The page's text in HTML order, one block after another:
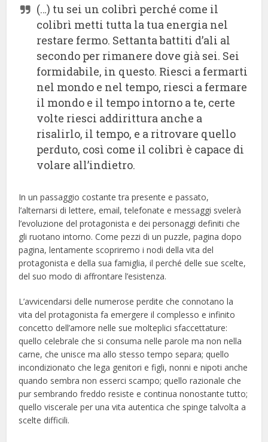
(…) tu sei un colibrì perché come il
colibrì metti tutta la tua energia nel
restare fermo. Settanta battiti d’ali al
secondo per rimanere dove già sei. Sei
formidabile, in questo. Riesci a fermarti
nel mondo e nel tempo, riesci a fermare
il mondo e il tempo intorno a te, certe
volte riesci addirittura anche a
risalirlo, il tempo, e a ritrovare quello
perduto, così come il colibrì è capace di
volare all’indietro.
In un passaggio costante tra presente e passato,
l’alternarsi di lettere, email, telefonate e messaggi svelerà
l’evoluzione del protagonista e dei personaggi definiti che
gli ruotano intorno. Come pezzi di un puzzle, pagina dopo
pagina, lentamente scopriremo i nodi della vita del
protagonista e della sua famiglia, il perché delle sue scelte,
del suo modo di affrontare l’esistenza.
L’avvicendarsi delle numerose perdite che connotano la
vita del protagonista fa emergere il complesso e infinito
concetto dell’amore nelle sue molteplici sfaccettature:
quello celebrale che si consuma nelle parole ma non nella
carne, che unisce ma allo stesso tempo separa; quello
incondizionato che lega genitori e figli, nonni e nipoti anche
quando sembra non esserci scampo; quello razionale che
pur sembrando freddo resiste e continua nonostante tutto;
quello viscerale per una vita autentica che spinge talvolta a
scelte difficili.